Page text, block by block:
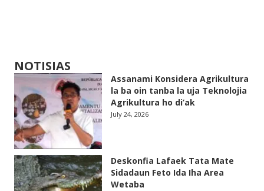
NOTISIAS
Assanami Konsidera Agrikultura
la ba oin tanba la uja Teknolojia
Agrikultura ho di’ak
July 24, 2026
Deskonfia Lafaek Tata Mate
Sidadaun Feto Ida Iha Area
Wetaba